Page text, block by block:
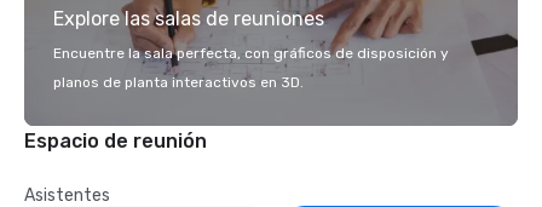
Explore las salas de reuniones
Encuentre la sala perfecta, con gráficos de disposición y
planos de planta interactivos en 3D.
Espacio de reunión
Asistentes